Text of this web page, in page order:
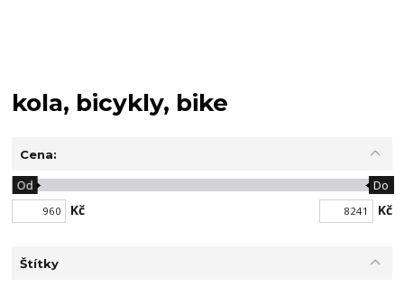
kola, bicykly, bike
Cena:
Kč
Od Do
Kč
Štítky